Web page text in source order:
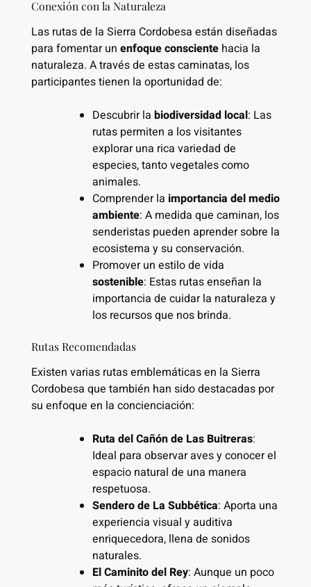
Conexión con la Naturaleza
Las rutas de la Sierra Cordobesa están diseñadas
para fomentar un enfoque conscientehacia la
naturaleza. A través de estas caminatas, los
participantes tienen la oportunidad de:
Descubrir la biodiversidad local: Las
rutas permiten a los visitantes
explorar una rica variedad de
especies, tanto vegetales como
animales.
Comprender la importancia del medio
ambiente: A medida que caminan, los
senderistas pueden aprender sobre la
ecosistema y su conservación.
Promover un estilo de vida
sostenible: Estas rutas enseñan la
importancia de cuidar la naturaleza y
los recursos que nos brinda.
Rutas Recomendadas
Existen varias rutas emblemáticas en la Sierra
Cordobesa que también han sido destacadas por
su enfoque en la concienciación:
Ruta del Cañón de Las Buitreras:
Ideal para observar aves y conocer el
espacio natural de una manera
respetuosa.
Sendero de La Subbética: Aporta una
experiencia visual y auditiva
enriquecedora, llena de sonidos
naturales.
El Caminito del Rey: Aunque un poco